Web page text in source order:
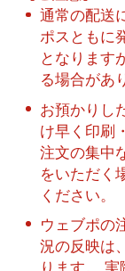
通常の配送
ポスともに
となります
る場合があ
お預かりし
け早く印刷
注文の集中
をいただく
ください。
ウェブポの
況の反映は
ります。